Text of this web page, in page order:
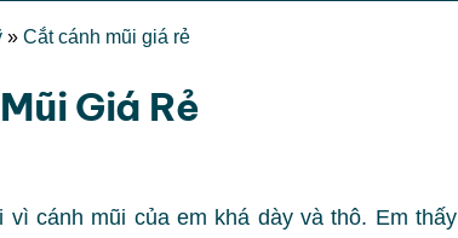
» Cắt cánh mũi giá rẻ
Giá Rẻ
cánh mũi của em khá dày và thô. Em thấy